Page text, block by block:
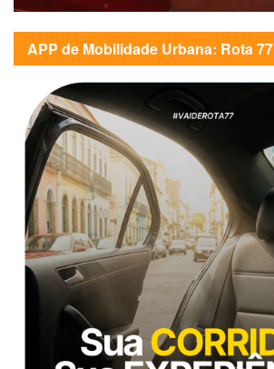
APP de Mobilidade Urbana: Rota 77